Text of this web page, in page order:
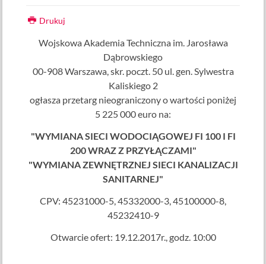
Drukuj
Wojskowa Akademia Techniczna im. Jarosława
Dąbrowskiego
00-908 Warszawa, skr. poczt. 50 ul. gen. Sylwestra
Kaliskiego 2
ogłasza przetarg nieograniczony o wartości poniżej
5 225 000 euro na:
"WYMIANA SIECI WODOCIĄGOWEJ FI 100 I FI
200 WRAZ Z PRZYŁĄCZAMI"
"WYMIANA ZEWNĘTRZNEJ SIECI KANALIZACJI
SANITARNEJ"
CPV: 45231000-5, 45332000-3, 45100000-8,
45232410-9
Otwarcie ofert: 19.12.2017r., godz. 10:00